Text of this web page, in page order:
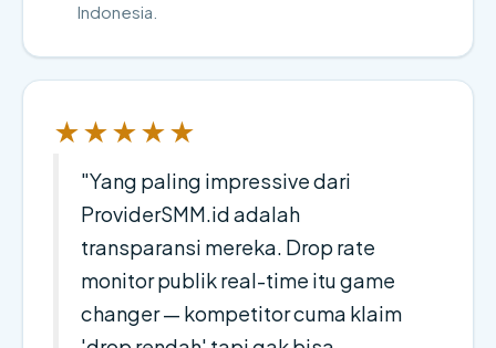
Indonesia.
★★★★★
"Yang paling impressive dari
ProviderSMM.id adalah
transparansi mereka. Drop rate
monitor publik real-time itu game
changer — kompetitor cuma klaim